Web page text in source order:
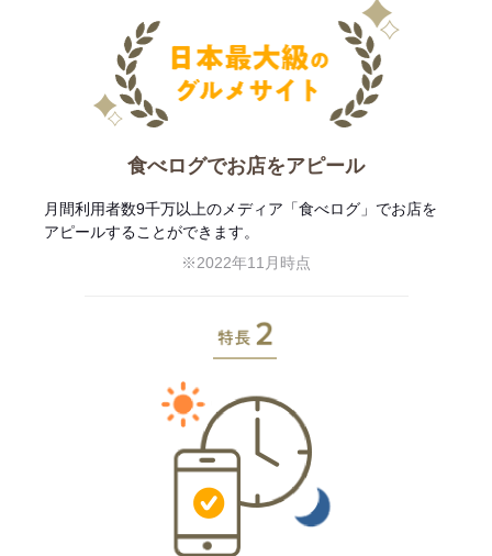
食べログでお店をアピール
月間利用者数9千万以上のメディア「食べログ」でお店を
アピールすることができます。
※2022年11月時点